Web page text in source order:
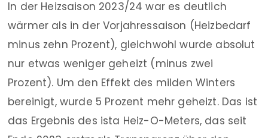
In der Heizsaison 2023/24 war es deutlich
wärmer als in der Vorjahressaison (Heizbedarf
minus zehn Prozent), gleichwohl wurde absolut
nur etwas weniger geheizt (minus zwei
Prozent). Um den Effekt des milden Winters
bereinigt, wurde 5 Prozent mehr geheizt. Das ist
das Ergebnis des ista Heiz-O-Meters, das seit